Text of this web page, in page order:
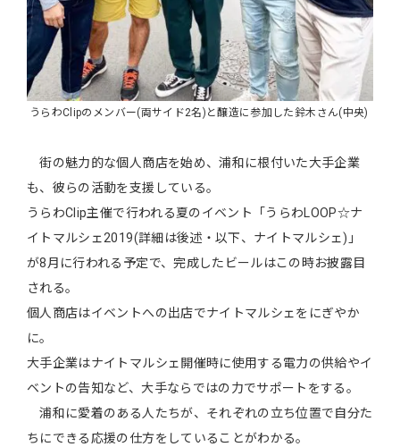
うらわClipのメンバー(両サイド2名)と醸造に参加した鈴木さん(中央)
街の魅力的な個人商店を始め、浦和に根付いた大手企業
も、彼らの活動を支援している。
うらわClip主催で行われる夏のイベント「うらわLOOP☆ナ
イトマルシェ2019(詳細は後述・以下、ナイトマルシェ)」
が8月に行われる予定で、完成したビールはこの時お披露目
される。
個人商店はイベントへの出店でナイトマルシェをにぎやか
に。
大手企業はナイトマルシェ開催時に使用する電力の供給やイ
ベントの告知など、大手ならではの力でサポートをする。
浦和に愛着のある人たちが、それぞれの立ち位置で自分た
ちにできる応援の仕方をしていることがわかる。